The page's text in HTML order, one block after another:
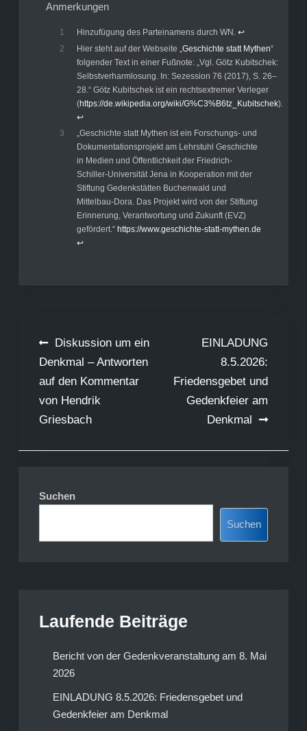
Anmerkungen
1 Hinzufügung des Parteinamens durch WN. ↩︎
2
Hier steht auf der Webseite „ Geschichte statt Mythen“
folgender Text in einer Fußnote: „Vgl. Götz Kubitschek:
Selbstverharmlosung. In: Sezession 76 (2017), S. 26–
28.“ Götz Kubitschek ist ein rechtsextremer Verleger
(https://de.wikipedia.org/wiki/G%C3%B6tz_Kubitschek).
↩︎
3
„Geschichte statt Mythen ist ein Forschungs- und
Dokumentationsprojekt am Lehrstuhl Geschichte
in Medien und Öffentlichkeit der Friedrich-
Schiller-Universität Jena in Kooperation mit der
Stiftung Gedenkstätten Buchenwald und
Mittelbau-Dora. Das Projekt wird von der Stiftung
Erinnerung, Verantwortung und Zukunft (EVZ)
gefördert.“ https://www.geschichte-statt-mythen.de
↩︎
Beitragsnavigation
Diskussion um ein
Denkmal – Antworten
auf den Kommentar
von Hendrik
Griesbach
EINLADUNG
8.5.2026:
Friedensgebet und
Gedenkfeier am
Denkmal
Suchen
Suchen
Laufende Beiträge
Bericht von der Gedenkveranstaltung am 8. Mai
2026
EINLADUNG 8.5.2026: Friedensgebet und
Gedenkfeier am Denkmal